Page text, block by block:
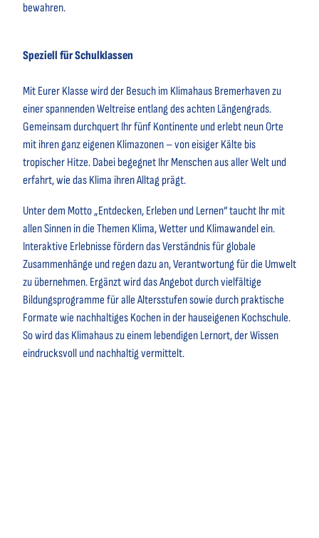
bewahren.
Speziell für Schulklassen
Mit Eurer Klasse wird der Besuch im Klimahaus Bremerhaven zu
einer spannenden Weltreise entlang des achten Längengrads.
Gemeinsam durchquert Ihr fünf Kontinente und erlebt neun Orte
mit ihren ganz eigenen Klimazonen – von eisiger Kälte bis
tropischer Hitze. Dabei begegnet Ihr Menschen aus aller Welt und
erfahrt, wie das Klima ihren Alltag prägt.
Unter dem Motto „Entdecken, Erleben und Lernen“ taucht Ihr mit
allen Sinnen in die Themen Klima, Wetter und Klimawandel ein.
Interaktive Erlebnisse fördern das Verständnis für globale
Zusammenhänge und regen dazu an, Verantwortung für die Umwelt
zu übernehmen. Ergänzt wird das Angebot durch vielfältige
Bildungsprogramme für alle Altersstufen sowie durch praktische
Formate wie nachhaltiges Kochen in der hauseigenen Kochschule.
So wird das Klimahaus zu einem lebendigen Lernort, der Wissen
eindrucksvoll und nachhaltig vermittelt.